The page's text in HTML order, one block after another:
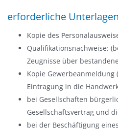
erforderliche Unterlagen
Kopie des
Qualifikationsnachweise:
Zeugnisse über
Kopie Gewerbeanmeldung
Eintragung in die
bei Gesellschaften
Gesellschaftsvertrag und
bei der Beschäftigung